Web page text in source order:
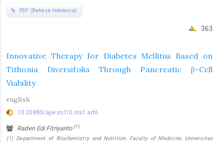
PDF (Bahasa Indonesia)
363
Innovative Therapy for Diabetes Mellitus Based on
Tithonia Diversifolia Through Pancreatic β-Cell
Viability
english
10.20885/ajie.vol10.iss1.art6
Raden Edi Fitriyanto (1)
(1) Department of Biochemistry and Nutrition, Faculty of Medicine, Universitas